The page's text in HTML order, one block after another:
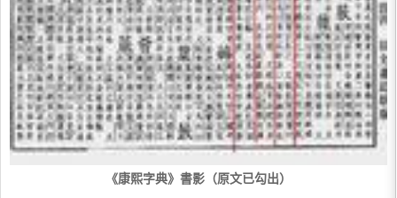
《康熙字典》書影（原文已勾出）